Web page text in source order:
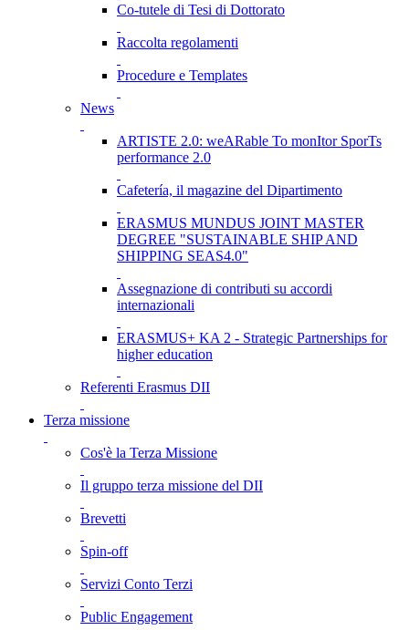
Co-tutele di Tesi di Dottorato
Raccolta regolamenti
Procedure e Templates
News
ARTISTE 2.0: weARable To monItor SporTs
performance 2.0
Cafetería, il magazine del Dipartimento
ERASMUS MUNDUS JOINT MASTER
DEGREE "SUSTAINABLE SHIP AND
SHIPPING SEAS4.0"
Assegnazione di contributi su accordi
internazionali
ERASMUS+ KA 2 - Strategic Partnerships for
higher education
Referenti Erasmus DII
Terza missione
Cos'è la Terza Missione
Il gruppo terza missione del DII
Brevetti
Spin-off
Servizi Conto Terzi
Public Engagement